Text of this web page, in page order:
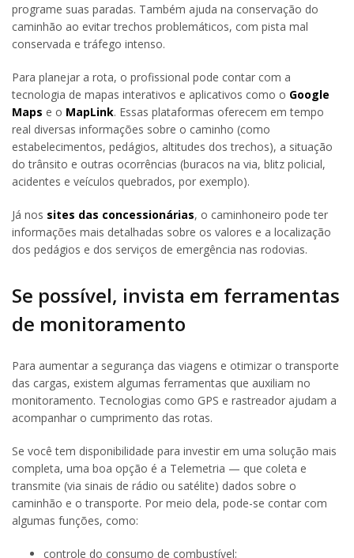
programe suas paradas. Também ajuda na conservação do
caminhão ao evitar trechos problemáticos, com pista mal
conservada e tráfego intenso.
Para planejar a rota, o profissional pode contar com a
tecnologia de mapas interativos e aplicativos como o Google
Maps e o MapLink. Essas plataformas oferecem em tempo
real diversas informações sobre o caminho (como
estabelecimentos, pedágios, altitudes dos trechos), a situação
do trânsito e outras ocorrências (buracos na via, blitz policial,
acidentes e veículos quebrados, por exemplo).
Já nos sites das concessionárias, o caminhoneiro pode ter
informações mais detalhadas sobre os valores e a localização
dos pedágios e dos serviços de emergência nas rodovias.
Se possível, invista em ferramentas
de monitoramento
Para aumentar a segurança das viagens e otimizar o transporte
das cargas, existem algumas ferramentas que auxiliam no
monitoramento. Tecnologias como GPS e rastreador ajudam a
acompanhar o cumprimento das rotas.
Se você tem disponibilidade para investir em uma solução mais
completa, uma boa opção é a Telemetria — que coleta e
transmite (via sinais de rádio ou satélite) dados sobre o
caminhão e o transporte. Por meio dela, pode-se contar com
algumas funções, como:
controle do consumo de combustível;